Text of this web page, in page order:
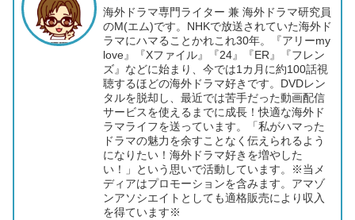
海外ドラマ専門ライター 兼 海外ドラマ研究員
のM(エム)です。NHKで放送されていた海外ド
ラマにハマることかれこれ30年。『アリーmy
love』『Xファイル』『24』『ER』『フレン
ズ』などに始まり、今では1カ月に約100話視
聴するほどの海外ドラマ好きです。DVDレン
タルを脱却し、最近では苦手だった動画配信
サービスを使えるまでに成長！快適な海外ド
ラマライフを送っています。「私がハマった
ドラマの魅力を余すことなく伝えられるよう
になりたい！海外ドラマ好きを増やした
い！」という思いで活動しています。※当メ
ディアはプロモーションを含みます。アマゾ
ンアソシエイトとしても適格販売により収入
を得ています※